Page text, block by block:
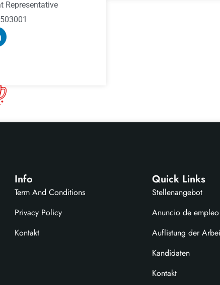
Representative
Info
Term And Conditions
Privacy Policy
Kontakt
Quick Links
Stellenangebot
Anuncio de
Auflistung der
Kandidaten
Kontakt